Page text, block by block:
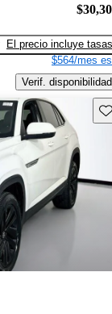
El precio incluye tasas
$564/mes
Verif. disponibilidad